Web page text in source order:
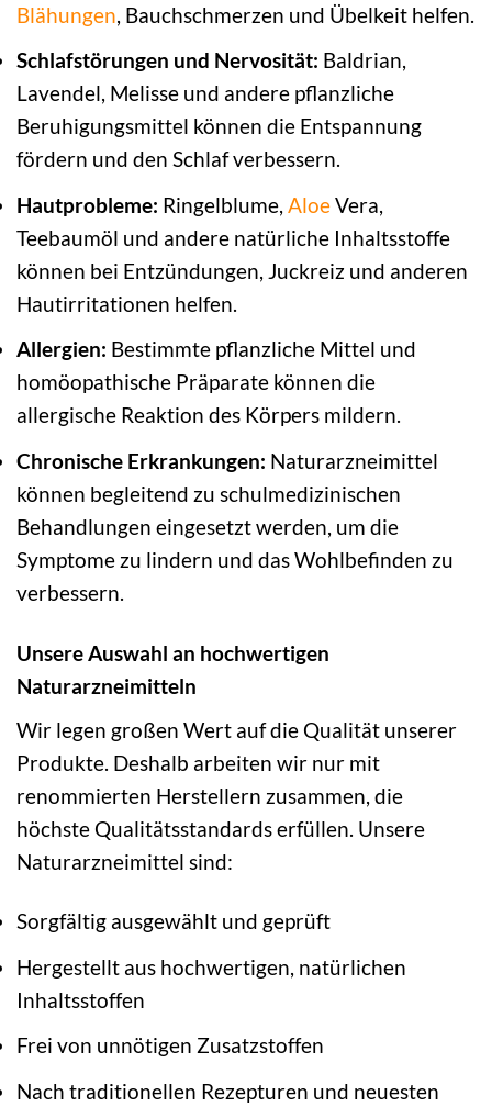
Blähungen, Bauchschmerzen und Übelkeit helfen.
Schlafstörungen und Nervosität: Baldrian,
Lavendel, Melisse und andere pflanzliche
Beruhigungsmittel können die Entspannung
fördern und den Schlaf verbessern.
Hautprobleme: Ringelblume, AloeVera,
Teebaumöl und andere natürliche Inhaltsstoffe
können bei Entzündungen, Juckreiz und anderen
Hautirritationen helfen.
Allergien: Bestimmte pflanzliche Mittel und
homöopathische Präparate können die
allergische Reaktion des Körpers mildern.
Chronische Erkrankungen: Naturarzneimittel
können begleitend zu schulmedizinischen
Behandlungen eingesetzt werden, um die
Symptome zu lindern und das Wohlbefinden zu
verbessern.
Unsere Auswahl an hochwertigen
Naturarzneimitteln
Wir legen großen Wert auf die Qualität unserer
Produkte. Deshalb arbeiten wir nur mit
renommierten Herstellern zusammen, die
höchste Qualitätsstandards erfüllen. Unsere
Naturarzneimittel sind:
Sorgfältig ausgewählt und geprüft
Hergestellt aus hochwertigen, natürlichen
Inhaltsstoffen
Frei von unnötigen Zusatzstoffen
Nach traditionellen Rezepturen und neuesten